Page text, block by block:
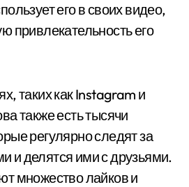
его в своих видео,
привлекательность его
таких как Instagram и
также есть тысячи
регулярно следят за
и делятся ими с друзьями.
множество лайков и